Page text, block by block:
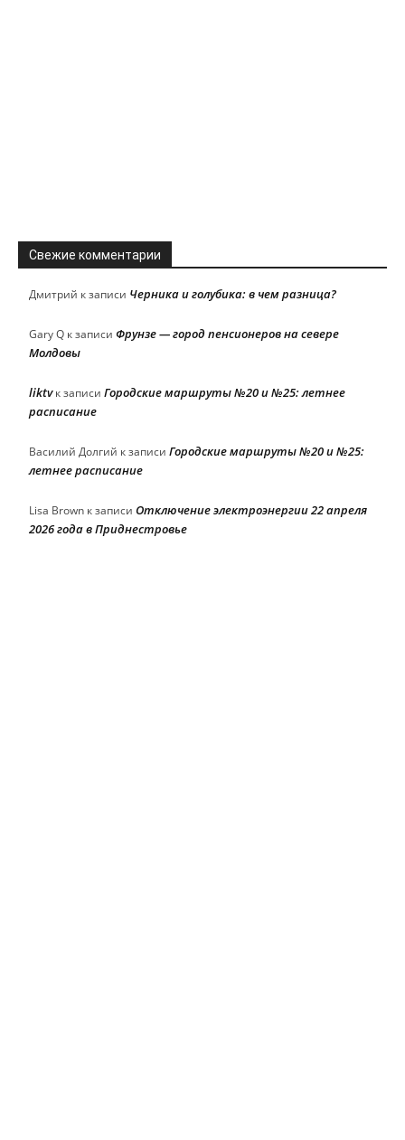
Свежие комментарии
Дмитрий к записи Черника и голубика: в чем разница?
Gary Q к записи Фрунзе — город пенсионеров на севере
Молдовы
liktvк записи Городские маршруты №20 и №25: летнее
расписание
Василий Долгий к записи Городские маршруты №20 и №25:
летнее расписание
Lisa Brown к записи Отключение электроэнергии 22 апреля
2026 года в Приднестровье